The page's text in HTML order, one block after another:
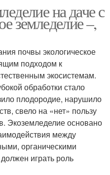
на даче с
земледелие –,
почвы экологическое
подходом к
экосистемам.
обработки стало
плодородие, нарушило
свело на «нет» пользу
Экоземледелие основано
между
органическими
играть роль